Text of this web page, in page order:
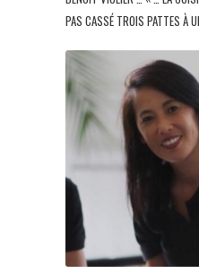
PAS CASSÉ TROIS PATTES À